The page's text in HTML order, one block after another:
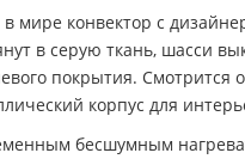
мире конвектор с
в серую ткань, шасси
покрытия.
корпус для
бесшумным